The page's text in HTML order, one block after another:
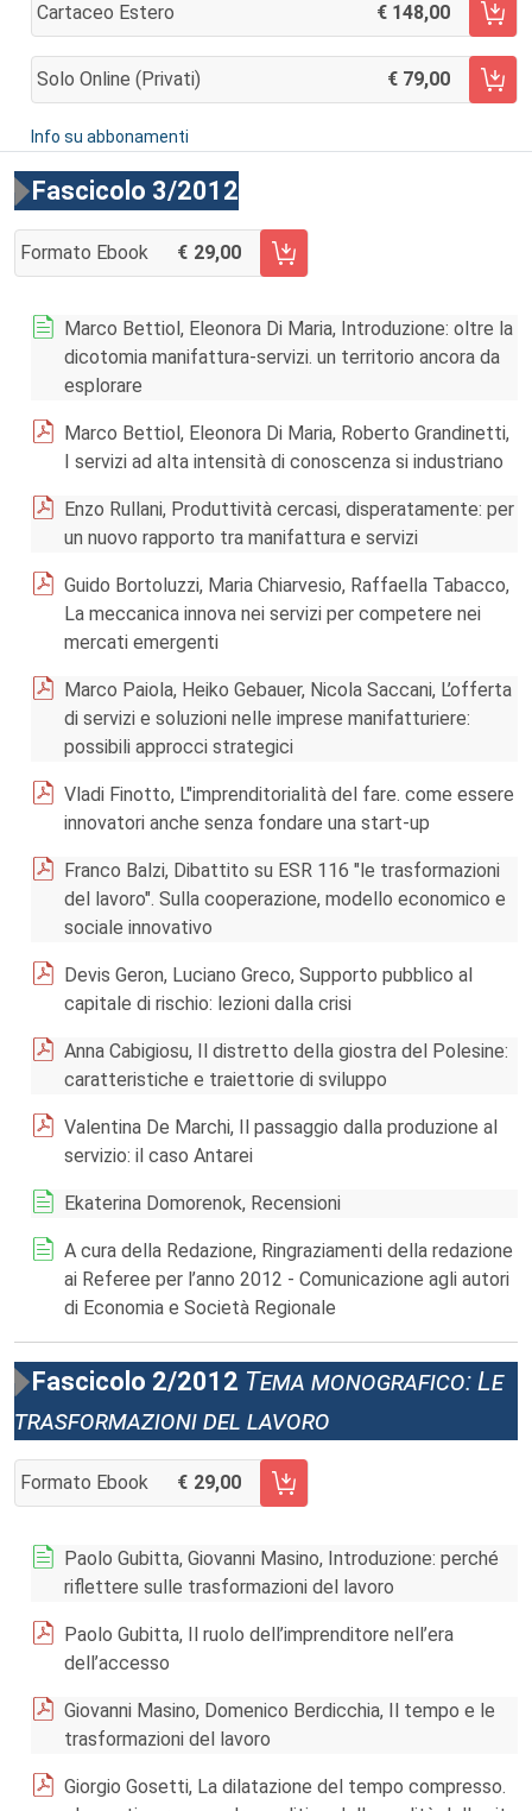
Cartaceo Estero 148,00
AGGIUNGI AL CARRELLO
Solo Online (privati) 79,00
AGGIUNGI AL CARRELLO
Info su abbonamenti
Fascicolo 3/2012
Formato Ebook 29,00
AGGIUNGI AL CARRELLO FASCICOLO 3/2012
Marco Bettiol, Eleonora Di Maria, Introduzione: oltre la
dicotomia manifattura-servizi. un territorio ancora da
esplorare
Marco Bettiol, Eleonora Di Maria, Roberto Grandinetti,
I servizi ad alta intensità di conoscenza si industriano
Enzo Rullani, Produttività cercasi, disperatamente: per
un nuovo rapporto tra manifattura e servizi
Guido Bortoluzzi, Maria Chiarvesio, Raffaella Tabacco,
La meccanica innova nei servizi per competere nei
mercati emergenti
Marco Paiola, Heiko Gebauer, Nicola Saccani, L’offerta
di servizi e soluzioni nelle imprese manifatturiere:
possibili approcci strategici
Vladi Finotto, L"imprenditorialità del fare. come essere
innovatori anche senza fondare una start-up
Franco Balzi, Dibattito su ESR 116 "le trasformazioni
del lavoro". Sulla cooperazione, modello economico e
sociale innovativo
Devis Geron, Luciano Greco, Supporto pubblico al
capitale di rischio: lezioni dalla crisi
Anna Cabigiosu, Il distretto della giostra del Polesine:
caratteristiche e traiettorie di sviluppo
Valentina De Marchi, Il passaggio dalla produzione al
servizio: il caso Antarei
Ekaterina Domorenok, Recensioni
A cura della Redazione, Ringraziamenti della redazione
ai Referee per l’anno 2012 - Comunicazione agli autori
di Economia e Società Regionale
Fascicolo 2/2012 Tema monografico: Le
trasformazioni del lavoro
Formato Ebook 29,00
AGGIUNGI AL CARRELLO FASCICOLO 2/2012
Paolo Gubitta, Giovanni Masino, Introduzione: perché
riflettere sulle trasformazioni del lavoro
Paolo Gubitta, Il ruolo dell’imprenditore nell’era
dell’accesso
Giovanni Masino, Domenico Berdicchia, Il tempo e le
trasformazioni del lavoro
Giorgio Gosetti, La dilatazione del tempo compresso.